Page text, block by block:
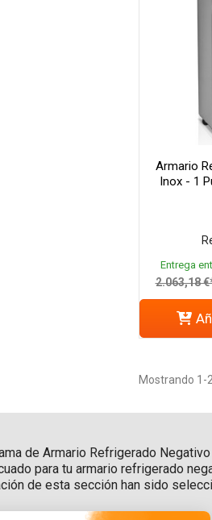
Armario
Inox - 1
Entrega
2.063,18
Mostrando 1-
de Armario Refrigerado
para tu armario refrigerado
de esta sección han sido